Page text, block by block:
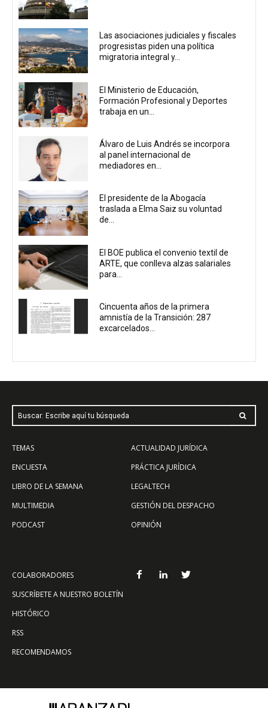
Las asociaciones judiciales y fiscales
progresistas piden una política
migratoria integral y...
El Ministerio de Educación,
Formación Profesional y Deportes
trabaja en un...
Álvaro de Luis Andrés se incorpora
al panel internacional de
mediadores en...
El presidente de la Abogacía
traslada a Elma Saiz su voluntad
de...
El BOE publica el convenio textil de
ARTE, que conlleva alzas salariales
para...
Cincuenta años de la primera
amnistía de la Transición: 287
excarcelados...
Buscar: Escribe aquí tu búsqueda
TEMAS
ENCUESTA
LIBRO DE LA SEMANA
MULTIMEDIA
PODCAST
ACTUALIDAD JURÍDICA
PRÁCTICA JURÍDICA
LEGALTECH
GESTIÓN DEL DESPACHO
OPINIÓN
COLABORADORES
SUSCRÍBETE A NUESTRO BOLETÍN
HISTÓRICO
RSS
RECOMENDAMOS